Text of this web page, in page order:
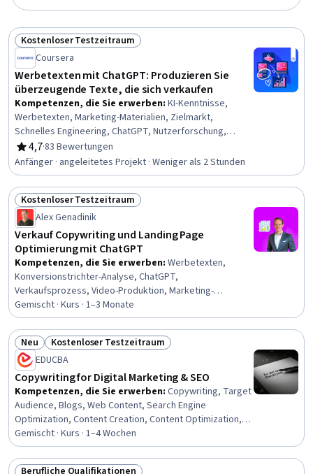
Status: Kostenloser Testzeitraum
Kostenloser Testzeitraum
Coursera
Werbetexten mit ChatGPT: Produzieren Sie
überzeugende Texte, die sich verkaufen
Kompetenzen, die Sie erwerben: KI-Kenntnisse,
Werbetexten, Marketing-Materialien, Zielmarkt,
Schnelles Engineering, ChatGPT, Nutzerforschung,
Bearbeitung von, Produktwissen, Schreiben und
Redigieren, Zielpublikum, Kundeneinblicke, Marketing-
Kommunikation, Wert-Angebote
4,7
Bewertung, 4,7 von 5 Sternen
·83 Bewertungen
Anfänger · angeleitetes Projekt · Weniger als 2 Stunden
Status: Kostenloser Testzeitraum
Kostenloser Testzeitraum
Alex Genadinik
Verkauf Copywriting und Landing Page
Optimierung mit ChatGPT
Kompetenzen, die Sie erwerben: Werbetexten,
Konversionstrichter-Analyse, ChatGPT,
Verkaufsprozess, Video-Produktion, Marketing-
Strategien, Werbestrategien, Verkaufsstrategie,
Verkaufstechniken, Produktförderung, Allgemeine
Verkaufspraktiken, Vertrieb, Abschluss (Verkauf),
Zielpublikum, Verbraucherverhalten, Engagement
fördern, Marketing-Psychologie
Gemischt · Kurs · 1–3 Monate
Status: Neu
Neu Status: Kostenloser Testzeitraum
Kostenloser Testzeitraum
EDUCBA
Copywriting for Digital Marketing & SEO
Kompetenzen, die Sie erwerben: Copywriting, Target
Audience, Blogs, Web Content, Search Engine
Optimization, Content Creation, Content Optimization,
Digital Publishing, Content Marketing, Target Market,
WordPress, Digital Content, Content Development and
Management, Customer Analysis, Content Management
Gemischt · Kurs · 1–4 Wochen
Berufliche Qualifikationen